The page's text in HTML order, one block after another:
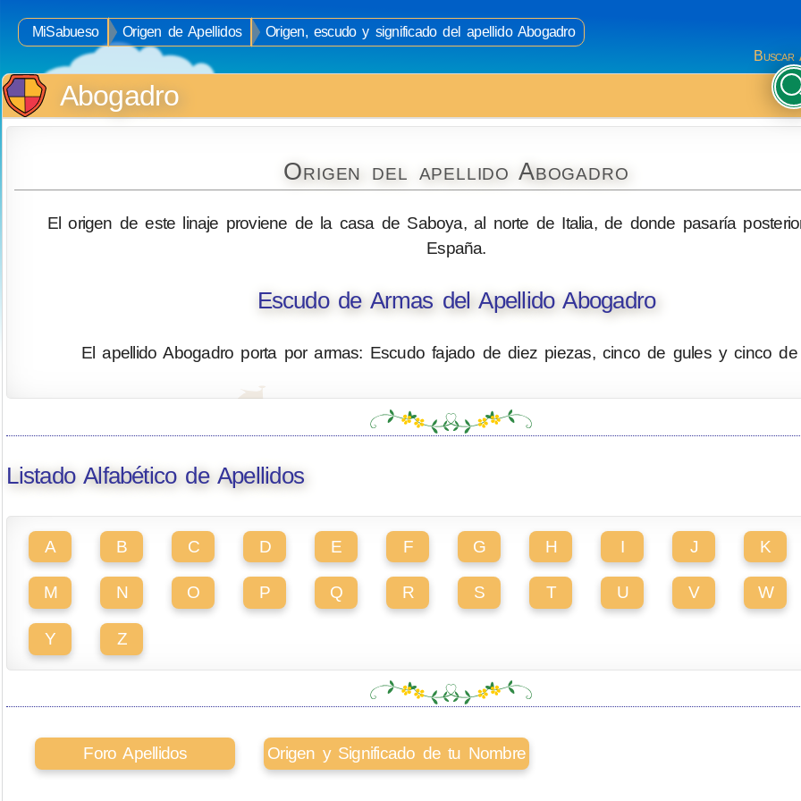
MiSabueso Origen de Apellidos
Origen, escudo y significado del apellido Abogadro
Buscar
Abogadro
Origen del apellido Abogadro
El origen de este linaje proviene de la casa de Saboya, al norte de Italia, de donde pasaría
España.
Escudo de Armas del Apellido Abogadro
El apellido Abogadro porta por armas: Escudo fajado de diez piezas, cinco de gules y cinco de
Listado Alfabético de Apellidos
A B C D E F G H I J K
M N O P Q R S T U V W
Y Z
Foro Apellidos Origen y Significado de tu Nombre